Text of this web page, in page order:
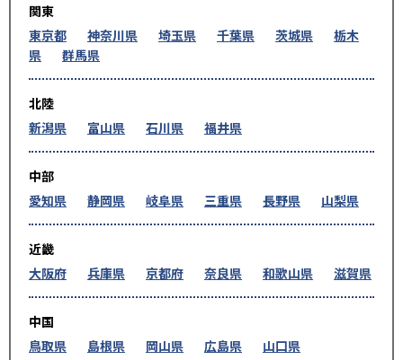
関東
東京都
神奈川県 埼玉県 千葉県 茨城県
栃木
県
群馬県
北陸
新潟県
富山県 石川県 福井県
中部
愛知県
静岡県 岐阜県 三重県 長野県 山梨県
近畿
大阪府
兵庫県 京都府 奈良県 和歌山県 滋賀県
中国
鳥取県
島根県 岡山県 広島県 山口県